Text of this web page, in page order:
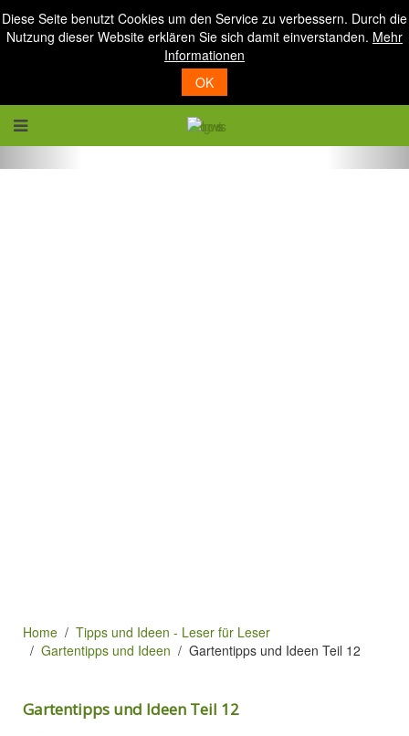
Diese Seite benutzt Cookies um den Service zu verbessern. Durch die
Nutzung dieser Website erklären Sie sich damit einverstanden. Mehr
Informationen
OK
Home
Tipps und Ideen - Leser für Leser
Gartentipps und Ideen
Gartentipps und Ideen Teil 12
Gartentipps und Ideen Teil 12